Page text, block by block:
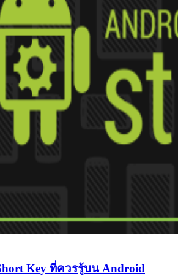
Key ที่ควรรู้บน Android